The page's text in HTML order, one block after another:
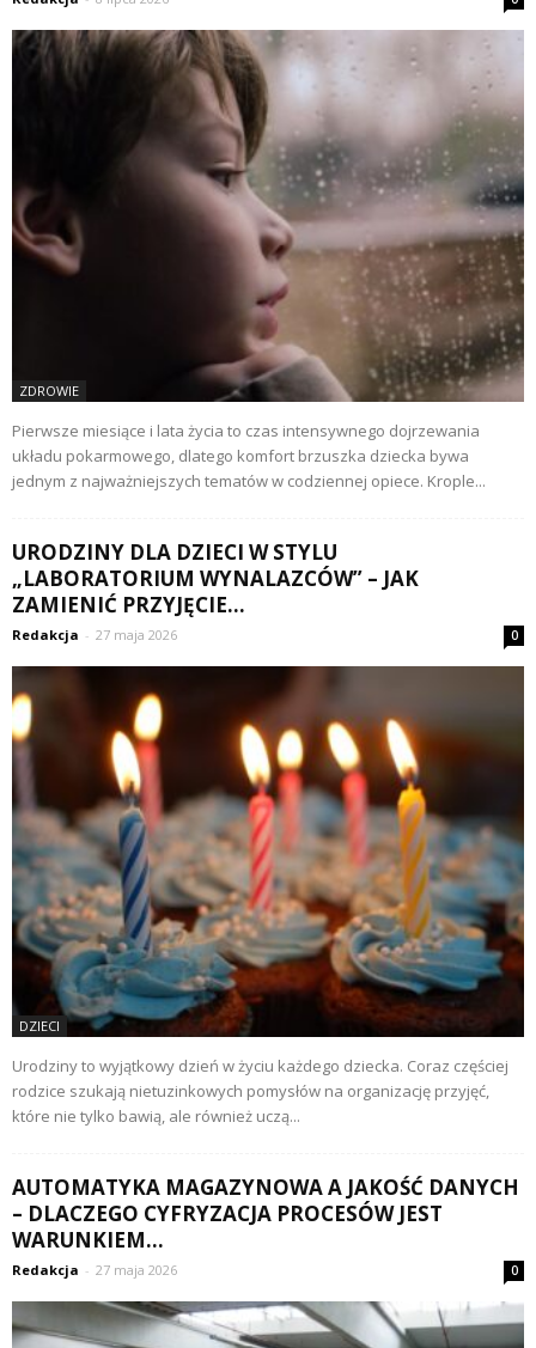
ZDROWIE
Pierwsze miesiące i lata życia to czas intensywnego dojrzewania
układu pokarmowego, dlatego komfort brzuszka dziecka bywa
jednym z najważniejszych tematów w codziennej opiece. Krople...
URODZINY DLA DZIECI W STYLU
„LABORATORIUM WYNALAZCÓW” – JAK
ZAMIENIĆ PRZYJĘCIE...
Redakcja - 27 maja 2026 0
DZIECI
Urodziny to wyjątkowy dzień w życiu każdego dziecka. Coraz częściej
rodzice szukają nietuzinkowych pomysłów na organizację przyjęć,
które nie tylko bawią, ale również uczą...
AUTOMATYKA MAGAZYNOWA A JAKOŚĆ DANYCH
– DLACZEGO CYFRYZACJA PROCESÓW JEST
WARUNKIEM...
Redakcja - 27 maja 2026 0